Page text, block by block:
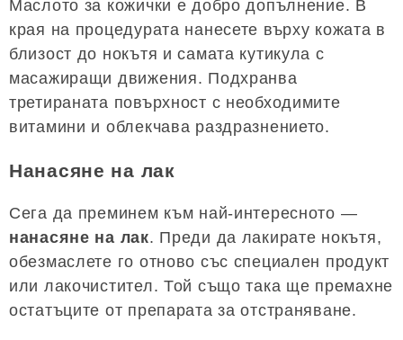
Маслото за кожички е добро допълнение. В
края на процедурата нанесете върху кожата в
близост до нокътя и самата кутикула с
масажиращи движения. Подхранва
третираната повърхност с необходимите
витамини и облекчава раздразнението.
Нанасяне на лак
Сега да преминем към най-интересното —
нанасяне на лак. Преди да лакирате нокътя,
обезмаслете го отново със специален продукт
или лакочистител. Той също така ще премахне
остатъците от препарата за отстраняване.